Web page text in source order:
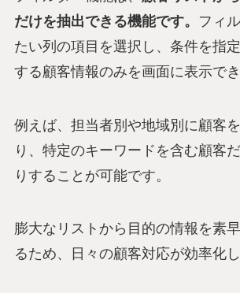
だけを抽出できる機能です。
フィ
たい列の項目を選択し、条件を指
する顧客情報のみを画面に表示でき
例えば、担当者別や地域別に顧客
り、特定のキーワードを含む顧客
りすることが可能です。
膨大なリストから目的の情報を素
るため、日々の顧客対応が効率化し